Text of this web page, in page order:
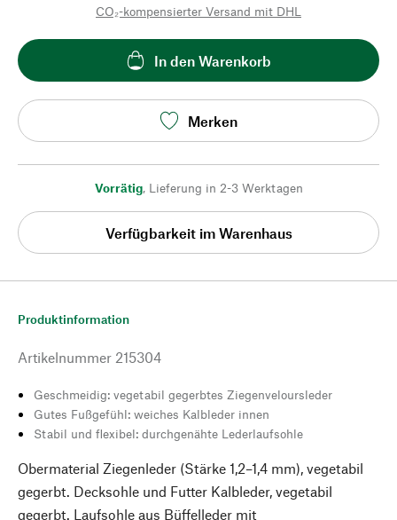
CO₂-kompensierter Versand mit DHL
In den Warenkorb
Merken
Vorrätig, Lieferung in 2-3 Werktagen
Verfügbarkeit im Warenhaus
Produktinformation
Artikelnummer 215304
Geschmeidig: vegetabil gegerbtes Ziegenveloursleder
Gutes Fußgefühl: weiches Kalbleder innen
Stabil und flexibel: durchgenähte Lederlaufsohle
Obermaterial Ziegenleder (Stärke 1,2–1,4 mm), vegetabil
gegerbt. Decksohle und Futter Kalbleder, vegetabil
gegerbt. Laufsohle aus Büffelleder mit